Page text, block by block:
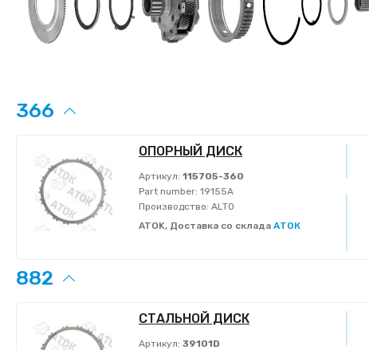
366
ОПОРНЫЙ ДИСК
Артикул: 115705-360
Part number: 19155A
Производство: ALTO
ATOK, Доставка со склада АТОК
882
СТАЛЬНОЙ ДИСК
Артикул: 39101D